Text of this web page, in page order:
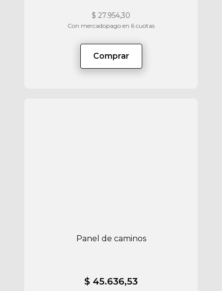
$ 27.954,30
Con mercadopago en 6 cuotas
Comprar
Panel de caminos
$ 45.636,53